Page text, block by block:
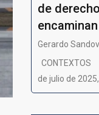
de
Gerardo
CONTEXTOS
de julio de 2025,